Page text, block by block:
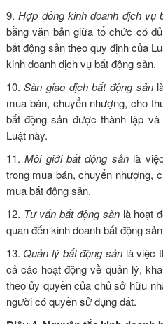
9.Hợp đồng kinh doanh dịch vụ
bằng văn bản giữa tổ chức có
bất động sản theo quy định của
kinh doanh dịch vụ bất động sản.
10.Sàn giao dịch bất động sản
mua bán, chuyển nhượng, cho
bất động sản được thành lập
Luật này.
11.Môi giới bất động sản là
trong mua bán, chuyển nhượng,
mua bất động sản.
12. Tư vấn bất động sản là hoạt
quan đến kinh doanh bất động
13.Quản lý bất động sản là việc
cả các hoạt động về quản lý,
theo ủy quyền của chủ sở hữu
người có quyền sử dụng đất.